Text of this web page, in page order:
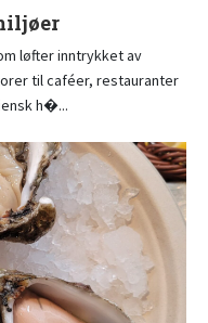
løfter inntrykket av
til caféer, restauranter
h�...